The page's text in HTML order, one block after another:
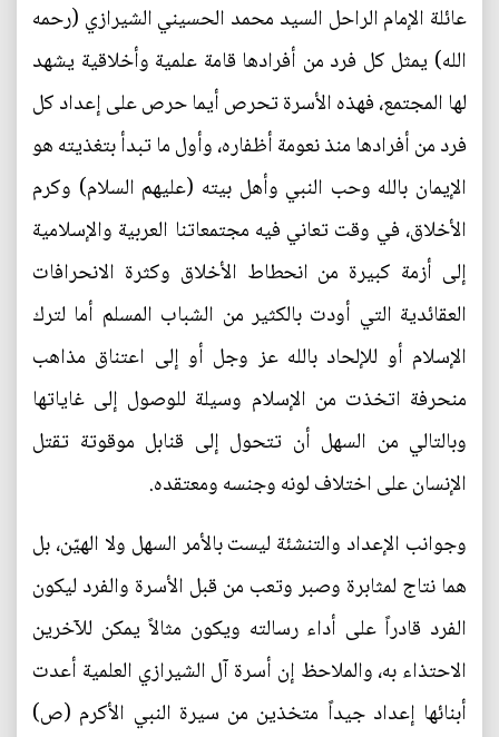
عائلة الإمام الراحل السيد محمد الحسيني الشيرازي (رحمه
الله) يمثل كل فرد من أفرادها قامة علمية وأخلاقية يشهد
لها المجتمع، فهذه الأسرة تحرص أيما حرص على إعداد كل
فرد من أفرادها منذ نعومة أظفاره، وأول ما تبدأ بتغذيته هو
الإيمان بالله وحب النبي وأهل بيته (عليهم السلام) وكرم
الأخلاق، في وقت تعاني فيه مجتمعاتنا العربية والإسلامية
إلى أزمة كبيرة من انحطاط الأخلاق وكثرة الانحرافات
العقائدية التي أودت بالكثير من الشباب المسلم أما لترك
الإسلام أو للإلحاد بالله عز وجل أو إلى اعتناق مذاهب
منحرفة اتخذت من الإسلام وسيلة للوصول إلى غاياتها
وبالتالي من السهل أن تتحول إلى قنابل موقوتة تقتل
الإنسان على اختلاف لونه وجنسه ومعتقده.
وجوانب الإعداد والتنشئة ليست بالأمر السهل ولا الهيّن، بل
هما نتاج لمثابرة وصبر وتعب من قبل الأسرة والفرد ليكون
الفرد قادراً على أداء رسالته ويكون مثالاً يمكن للآخرين
الاحتذاء به، والملاحظ إن أسرة آل الشيرازي العلمية أعدت
أبنائها إعداد جيداً متخذين من سيرة النبي الأكرم (ص)